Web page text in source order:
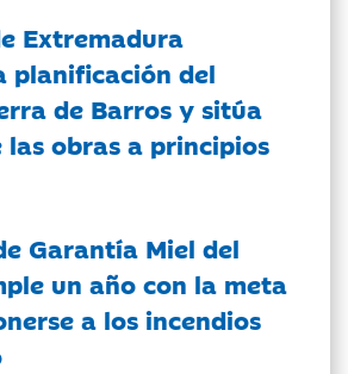
Extremadura
planificación del
de Barros y sitúa
las obras a principios
Garantía Miel del
un año con la meta
a los incendios